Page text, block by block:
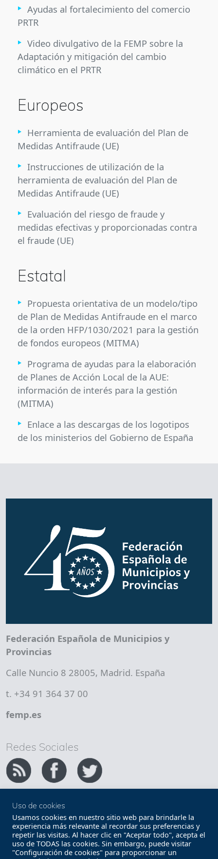
Ayudas al fortalecimiento del comercio
PRTR
Video divulgativo de la FEMP sobre la
Adaptación y mitigación del cambio
climático en el PRTR
Europeos
Herramienta de evaluación del Plan de
Medidas Antifraude (UE)
Instrucciones de utilización de la
herramienta de evaluación del Plan de
Medidas Antifraude (UE)
Evaluación del riesgo de fraude y
medidas efectivas y proporcionadas contra
el fraude (UE)
Estatal
Propuesta orientativa de un modelo/tipo
de Plan de Medidas Antifraude en el marco
de la orden HFP/1030/2021 para la gestión
de fondos europeos (MITMA)
Programa de ayudas para la elaboración
de Planes de Acción Local de la AUE:
información de interés para la gestión
(MITMA)
Enlace a las descargas de los logotipos
de los ministerios del Gobierno de España
Federación Española de Municipios y
Provincias
Calle Nuncio 8 28005, Madrid. España
t. +34 91 364 37 00
femp.es
Redes Sociales
Copyright FEMP
Accesibilidad
Términos legales
Política de privacidad
Uso de cookies
Usamos cookies en nuestro sitio web para brindarle la
experiencia más relevante al recordar sus preferencias y
repetir las visitas. Al hacer clic en "Aceptar todo", acepta el
uso de TODAS las cookies. Sin embargo, puede visitar
"Configuración de cookies" para proporcionar un